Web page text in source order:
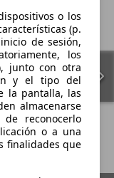
o los
(p.
de sesión,
los
junto con otra
y el tipo del
la pantalla, las
almacenarse
reconocerlo
o a una
finalidades que